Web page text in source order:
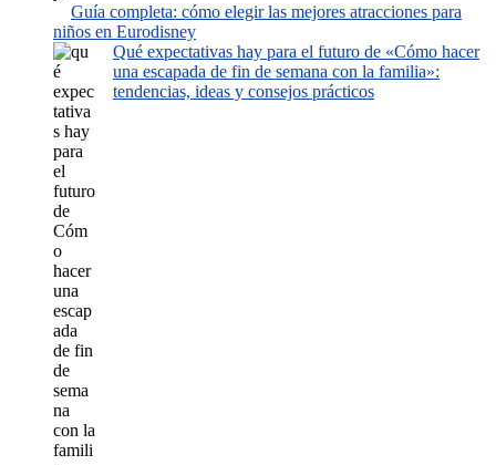
Guía completa: cómo elegir las mejores atracciones para
niños en Eurodisney
Qué expectativas hay para el futuro de «Cómo hacer
una escapada de fin de semana con la familia»:
tendencias, ideas y consejos prácticos